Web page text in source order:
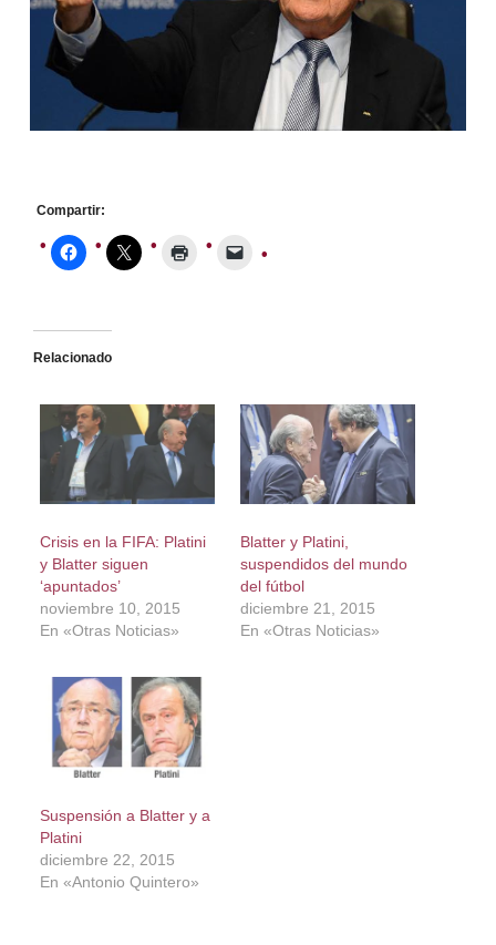
Compartir:
Relacionado
Crisis en la FIFA: Platini
y Blatter siguen
‘apuntados’
noviembre 10, 2015
En «Otras Noticias»
Blatter y Platini,
suspendidos del mundo
del fútbol
diciembre 21, 2015
En «Otras Noticias»
Suspensión a Blatter y a
Platini
diciembre 22, 2015
En «Antonio Quintero»